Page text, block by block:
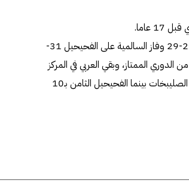
وفي ذات السياق، تعادل العربي وبصعوبة مع الصليبخات بنتيجة 29-29 وفاز السالمية على الفحيحيل 31-
29 في المباراتين اللتين أقيمتا اول من امس ضمن الأسبوع الـ17 من الدوري الممتاز، وبقي العربي في المركز
الثالث بـ19 نقطة والسالمية رابعا بـ17 نقطة وبفارق الأهداف عن الصليبخات بينما الفحيحيل الثامن بـ10